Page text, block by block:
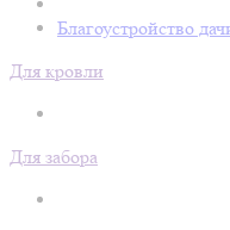
Благоустройство
Для кровли
Для забора